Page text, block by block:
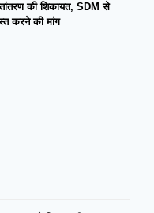
की शिकायत, SDM से
करने की मांग